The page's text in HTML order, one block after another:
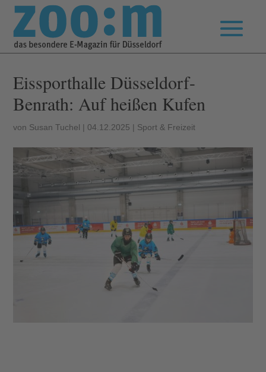
Eissporthalle Düsseldorf-
Benrath: Auf heißen Kufen
von Susan Tuchel | 04.12.2025 | Sport & Freizeit